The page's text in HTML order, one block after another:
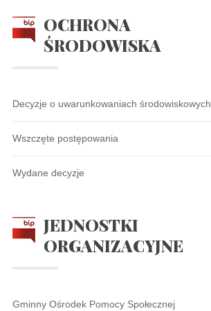
OCHRONA
ŚRODOWISKA
Decyzje o uwarunkowaniach środowiskowych
Wszczęte postępowania
Wydane decyzje
JEDNOSTKI
ORGANIZACYJNE
Gminny Ośrodek Pomocy Społecznej